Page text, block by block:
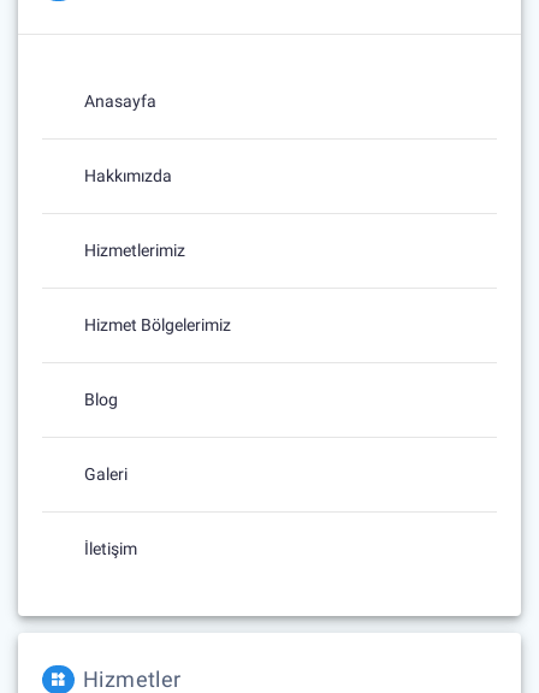
Anasayfa
Hakkımızda
Hizmetlerimiz
Hizmet Bölgelerimiz
Blog
Galeri
İletişim
Hizmetler